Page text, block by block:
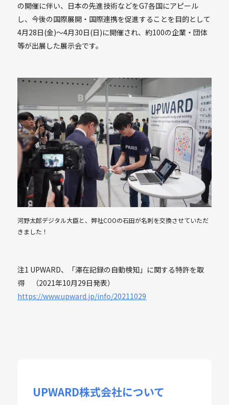
の開催に伴い、日本の先進技術などをG7各国にアピール
し、今後の国際展開・国際連携を促進することを目的として
4月28日(金)〜4月30日(日)に開催され、約100の企業・団体
等が出展した展示会です。
河野太郎デジタル大臣と、弊社COOの石田が名刺を交換させていただ
きました！
注1 UPWARD、「滞在記録の自動検知」に関する特許を取
得 （2021年10月29日発表）
https://www.upward.jp/info/20211029
UPWARD株式会社について